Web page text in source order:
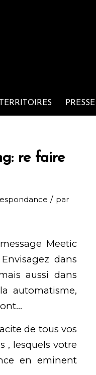
TERRITOIRES PRESSE
re faire
/ par
Meetic
dans
aussi dans
automatisme,
de tous vos
, lesquels votre
en eminent